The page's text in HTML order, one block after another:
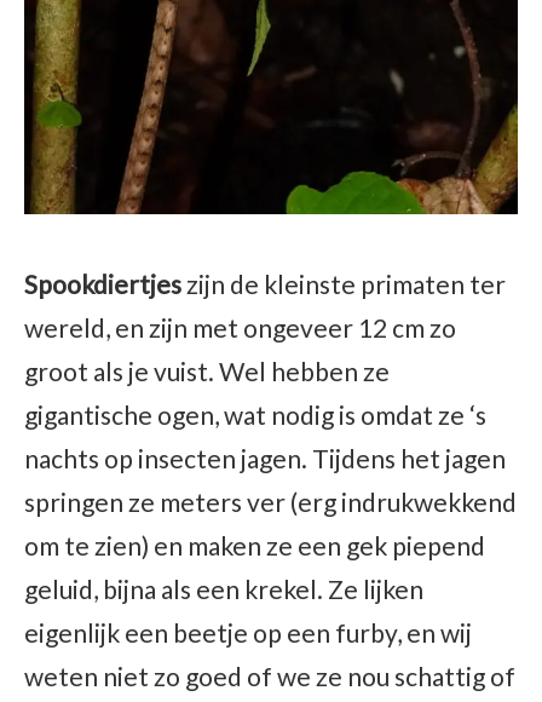
Spookdiertjes zijn de kleinste primaten ter
wereld, en zijn met ongeveer 12 cm zo
groot als je vuist. Wel hebben ze
gigantische ogen, wat nodig is omdat ze ‘s
nachts op insecten jagen. Tijdens het jagen
springen ze meters ver (erg indrukwekkend
om te zien) en maken ze een gek piepend
geluid, bijna als een krekel. Ze lijken
eigenlijk een beetje op een furby, en wij
weten niet zo goed of we ze nou schattig of